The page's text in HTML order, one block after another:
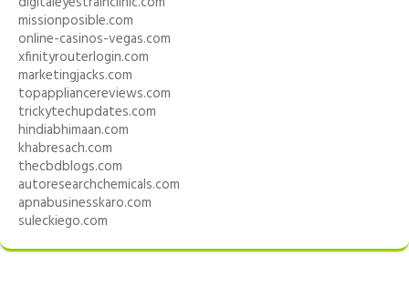
missionposible.com
online-casinos-vegas.com
xfinityrouterlogin.com
marketingjacks.com
topappliancereviews.com
trickytechupdates.com
hindiabhimaan.com
khabresach.com
thecbdblogs.com
autoresearchchemicals.com
apnabusinesskaro.com
suleckiego.com